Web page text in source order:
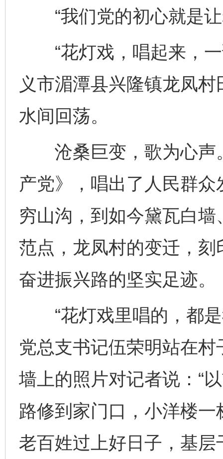
“我们党的初心就是让
“花灯戏，唱起来，
义市湄潭县兴隆镇龙凤
水间回荡。
沧桑巨变，歌为心声
产党》，唱出了人民群
穷山沟，到如今黛瓦白
范点，龙凤村的变迁，
奋进振兴路的坚实足迹。
“花灯戏里唱的，都是
党总支书记伍荣明站在
墙上的照片对记者说：“
路修到家门口，小洋楼
老百姓过上好日子，基